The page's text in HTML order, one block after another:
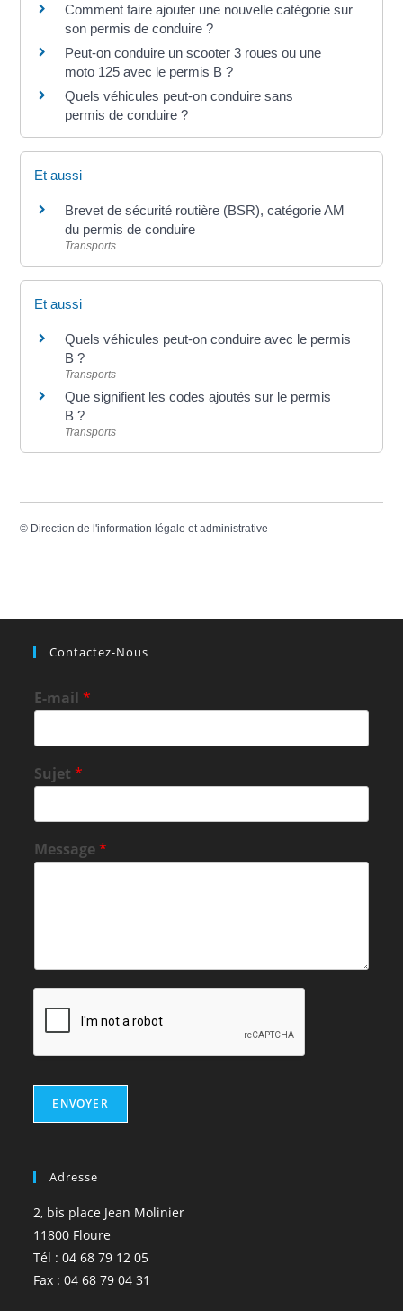
Comment faire ajouter une nouvelle catégorie sur
son permis de conduire ?
Peut-on conduire un scooter 3 roues ou une
moto 125 avec le permis B ?
Quels véhicules peut-on conduire sans
permis de conduire ?
Et aussi
Brevet de sécurité routière (BSR), catégorie AM
du permis de conduire
Transports
Et aussi
Quels véhicules peut-on conduire avec le permis
B ?
Transports
Que signifient les codes ajoutés sur le permis
B ?
Transports
© Direction de l'information légale et administrative
Contactez-Nous
E-mail*
Sujet*
Message*
ENVOYER
Adresse
2, bis place Jean Molinier
11800 Floure
Tél : 04 68 79 12 05
Fax : 04 68 79 04 31